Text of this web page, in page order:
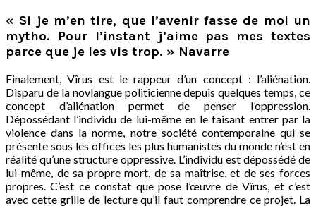
« Si je m’en tire, que l’avenir fasse de moi un
mytho. Pour l’instant j’aime pas mes textes
parce que je les vis trop. » Navarre
Finalement, Vîrus est le rappeur d’un concept : l’aliénation.
Disparu de la novlangue politicienne depuis quelques temps, ce
concept d’aliénation permet de penser l’oppression.
Dépossédant l’individu de lui-même en le faisant entrer par la
violence dans la norme, notre société contemporaine qui se
présente sous les offices les plus humanistes du monde n’est en
réalité qu’une structure oppressive. L’individu est dépossédé de
lui-même, de sa propre mort, de sa maîtrise, et de ses forces
propres. C’est ce constat que pose l’œuvre de Vîrus, et c’est
avec cette grille de lecture qu’il faut comprendre ce projet. La